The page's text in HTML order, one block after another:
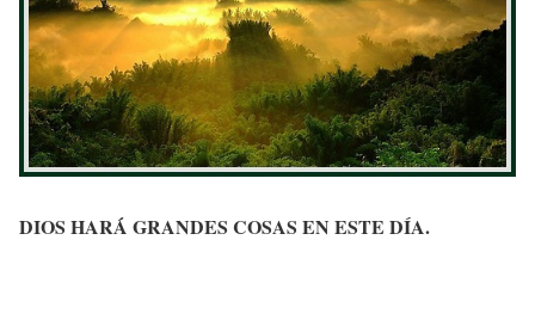
DIOS HARÁ GRANDES COSAS EN ESTE DÍA.